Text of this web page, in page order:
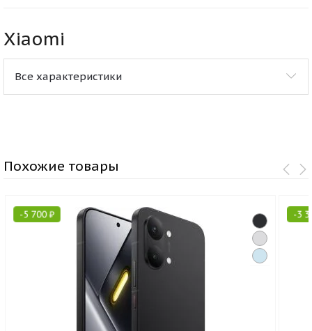
Xiaomi
Все характеристики
Похожие товары
-5 700₽ -3